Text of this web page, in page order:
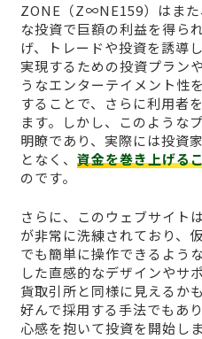
ZONE（Z∞NE159）はま
な投資で巨額の利益を得ら
げ、トレードや投資を誘導
実現するための投資プラン
うなエンターテイメント性
することで、さらに利用者
ます。しかし、このような
明瞭であり、実際には投資
となく、 資金を巻き上げる
のです。
さらに、このウェブサイト
が非常に洗練されており、
でも簡単に操作できるよう
した直感的なデザインやサ
貨取引所と同様に見えるか
好んで採用する手法でもあ
心感を抱いて投資を開始し